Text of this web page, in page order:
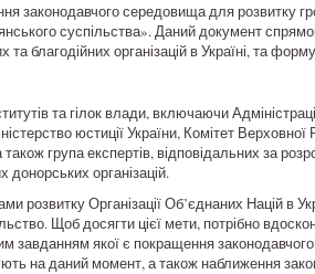
законодавчого середовища для розвитку
суспільства». Даний документ
благодійних організацій в Україні, та
та гілок влади, включаючи
юстиції України, Комітет
група експертів, відповідальних за
організацій.
розвитку Організації Об’єднаних Націй в
Щоб досягти цієї мети, потрібно
завданням якої є покращення
на даний момент, а також наближення